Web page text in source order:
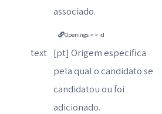
associado.
Openings > > id
text [pt] Origem especifica
pela qual o candidato se
candidatou ou foi
adicionado.